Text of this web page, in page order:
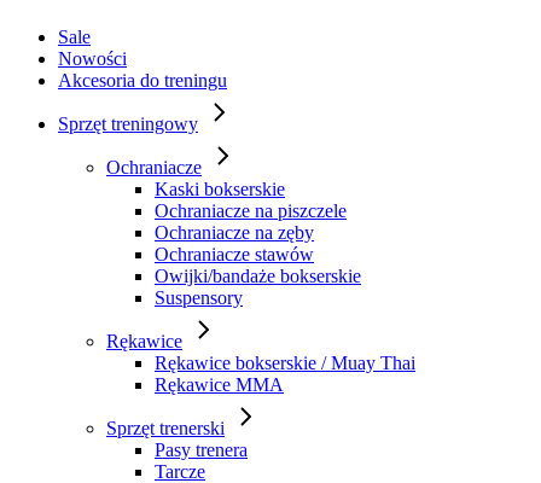
Sale
Nowości
Akcesoria do treningu
Sprzęt treningowy
Ochraniacze
Kaski bokserskie
Ochraniacze na piszczele
Ochraniacze na zęby
Ochraniacze stawów
Owijki/bandaże bokserskie
Suspensory
Rękawice
Rękawice bokserskie / Muay Thai
Rękawice MMA
Sprzęt trenerski
Pasy trenera
Tarcze